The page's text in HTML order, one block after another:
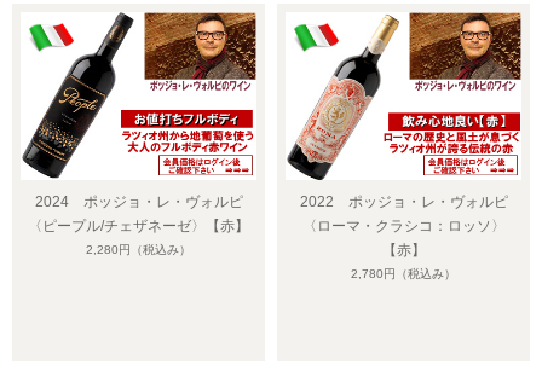
2024 ポッジョ・レ・ヴォルピ
〈ピープル/チェザネーゼ〉【赤】
2,280円 （税込み）
2022 ポッジョ・レ・ヴォルピ
〈ローマ・クラシコ：ロッソ〉
【赤】
2,780円 （税込み）